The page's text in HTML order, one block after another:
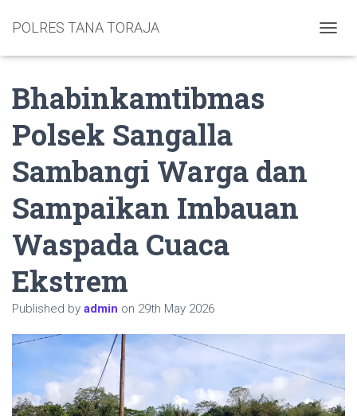
POLRES TANA TORAJA
Bhabinkamtibmas
Polsek Sangalla
Sambangi Warga dan
Sampaikan Imbauan
Waspada Cuaca
Ekstrem
Published by admin on 29th May 2026